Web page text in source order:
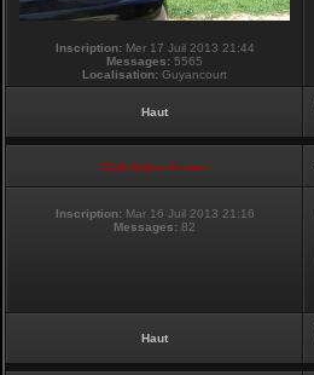
Inscription:Mer 17 Juil 2013 21:44
Messages: 5565
Localisation: Guyancourt
Haut
Club Supra France
Inscription: Mar 16 Juil 2013 21:16
Messages: 82
Haut